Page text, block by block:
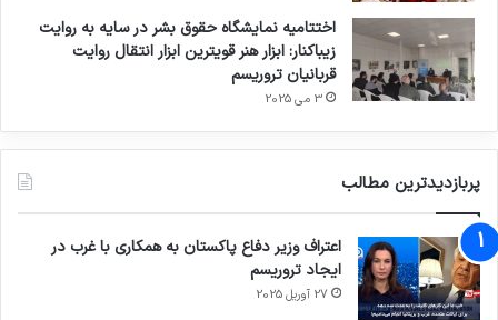
اختتامیه نمایشگاه حقوق بشر در سایه به روایت
زیباکنار: ابزار هنر قویترین ابزار انتقال روایت
قربانیان تروریسم
3 می 2025
پربازدیدترین مطالب
اعتراف وزیر دفاع پاکستان به همکاری با غرب در
ایجاد تروریسم
27 آوریل 2025